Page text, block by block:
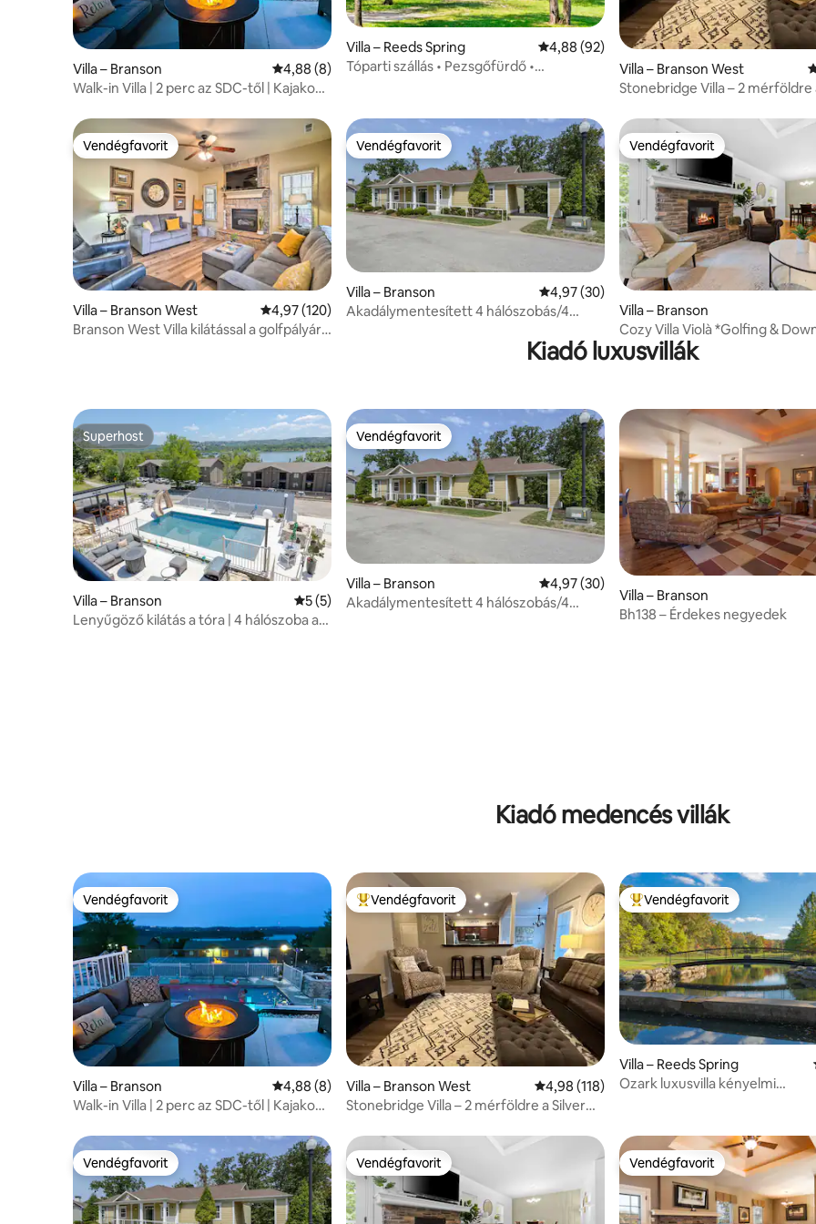
Villa – Branson Átlagos értékelés: 5/4,88, 8 vélemény
4,88 (8)
Walk-in Villa | 2 perc az SDC-től | Kajakok |
Villa – Reeds Spring Átlagos értékelés: 5/4,88, 92 vélemény
4,88 (92)
Tóparti szállás • Pezsgőfürdő •
Villa – Branson West
Stonebridge Villa – 2 mérföldre
Vendégfavorit
Vendégfavorit
Villa – Branson West Átlagos értékelés: 5/4,97, 120 vélemény
4,97 (120)
Branson West Villa kilátással a golfpályára
Vendégfavorit
Vendégfavorit
Villa – Branson Átlagos értékelés: 5/4,97, 30 vélemény
4,97 (30)
Akadálymentesített 4 hálószobás/4
Vendégfavorit
Vendégfavorit
Villa – Branson
Cozy Villa Violà *Golfing &
Sleeps 8
Kiadó luxusvillák
Superhost
Superhost
Villa – Branson Átlagos értékelés: 5/5, 5 vélemény
5 (5)
Lenyűgöző kilátás a tóra | 4 hálószoba a
Vendégfavorit
Vendégfavorit
Villa – Branson Átlagos értékelés: 5/4,97, 30 vélemény
4,97 (30)
Akadálymentesített 4 hálószobás/4
Villa – Branson
Bh138 – Érdekes negyedek
Kiadó medencés villák
Vendégfavorit
Vendégfavorit
Villa – Branson Átlagos értékelés: 5/4,88, 8 vélemény
4,88 (8)
Walk-in Villa | 2 perc az SDC-től | Kajakok |
Kiemelt vendégfavorit
Vendégfavorit
Villa – Branson West Átlagos értékelés: 5/4,98, 118 vélemény
4,98 (118)
Stonebridge Villa – 2 mérföldre a Silver
Kiemelt vendégfavorit
Vendégfavorit
Villa – Reeds Spring
Ozark luxusvilla kényelmi
Vendégfavorit
Vendégfavorit Vendégfavorit
Vendégfavorit Vendégfavorit
Vendégfavorit